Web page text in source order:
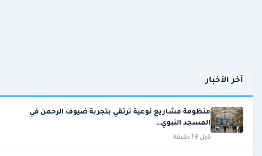
آخر الأخبار
منظومة مشاريع نوعية ترتقي بتجربة ضيوف الرحمن في
المسجد النبوي…
قبل 19 دقيقة